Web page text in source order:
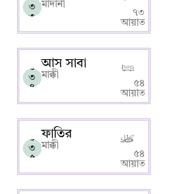
৩
৩
মাদানী
৭৩
আয়াত
০
৩
৪
আস সাবা
মাক্কী
৫৪
আয়াত
০
৩
৫
ফাতির
মাক্কী
৫৪
আয়াত